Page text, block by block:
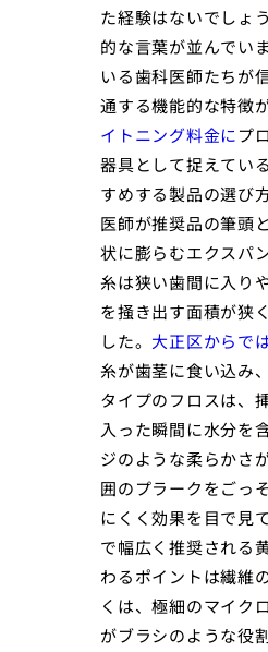
た経験はないでしょ
的な言葉が並んでい
いる歯科医師たちが
通する機能的な特徴
イトニング料金にプ
器具として捉えてい
すめする製品の選び
医師が推奨品の筆頭
状に膨らむエクスパ
糸は狭い歯間に入り
を掻き出す面積が狭
した。 大正区からで
糸が歯茎に食い込み
タイプのフロスは、
入った瞬間に水分を
ジのような柔らかさ
囲のプラークをごっ
にくく効果を目で見
で幅広く推奨される
わるポイントは繊維
くは、極細のマイク
がブラシのような役